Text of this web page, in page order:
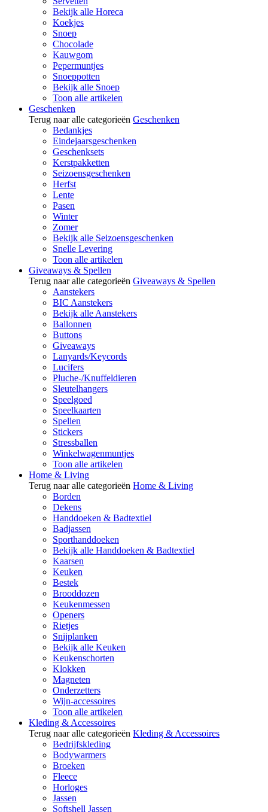
Bekijk alle Horeca
Koekjes
Snoep
Chocolade
Kauwgom
Pepermuntjes
Snoeppotten
Bekijk alle Snoep
Toon alle artikelen
Geschenken
Terug naar alle categorieën Geschenken
Bedankjes
Eindejaarsgeschenken
Geschenksets
Kerstpakketten
Seizoensgeschenken
Herfst
Lente
Pasen
Winter
Zomer
Bekijk alle Seizoensgeschenken
Snelle Levering
Toon alle artikelen
Giveaways & Spellen
Terug naar alle categorieën Giveaways & Spellen
Aanstekers
BIC Aanstekers
Bekijk alle Aanstekers
Ballonnen
Buttons
Giveaways
Lanyards/Keycords
Lucifers
Pluche-/Knuffeldieren
Sleutelhangers
Speelgoed
Speelkaarten
Spellen
Stickers
Stressballen
Winkelwagenmuntjes
Toon alle artikelen
Home & Living
Terug naar alle categorieën Home & Living
Borden
Dekens
Handdoeken & Badtextiel
Badjassen
Sporthanddoeken
Bekijk alle Handdoeken & Badtextiel
Kaarsen
Keuken
Bestek
Brooddozen
Keukenmessen
Openers
Rietjes
Snijplanken
Bekijk alle Keuken
Keukenschorten
Klokken
Magneten
Onderzetters
Wijn-accessoires
Toon alle artikelen
Kleding & Accessoires
Terug naar alle categorieën Kleding & Accessoires
Bedrijfskleding
Bodywarmers
Broeken
Fleece
Horloges
Jassen
Softshell Jassen